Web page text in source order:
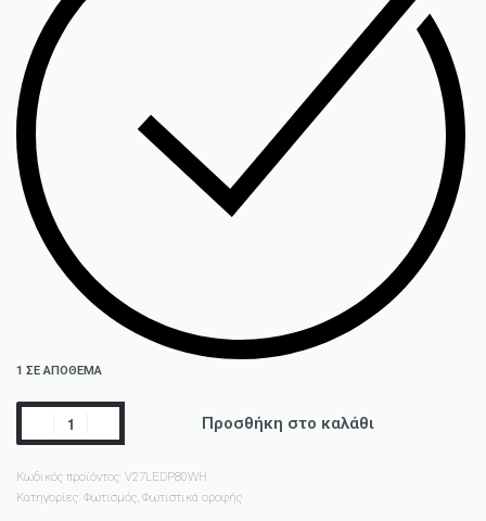
1 ΣΕ ΑΠΌΘΕΜΑ
Προσθήκη στο καλάθι
Κωδικός προϊόντος: V27LEDP80WH
Κατηγορίες: Φωτισμός, Φωτιστικά οροφής